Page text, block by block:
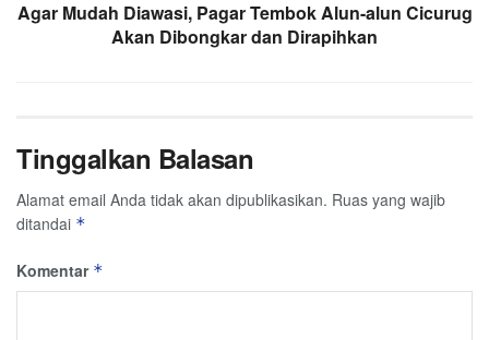
Agar Mudah Diawasi, Pagar Tembok Alun-alun Cicurug
Akan Dibongkar dan Dirapihkan
Tinggalkan Balasan
Alamat email Anda tidak akan dipublikasikan. Ruas yang wajib
ditandai *
Komentar *